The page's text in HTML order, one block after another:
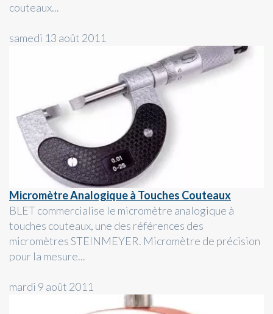
couteaux...
samedi 13 août 2011
Micromètre Analogique à Touches Couteaux
BLET commercialise le micromètre analogique à
touches couteaux, une des références des
micromètres STEINMEYER. Micromètre de précision
pour la mesure...
mardi 9 août 2011